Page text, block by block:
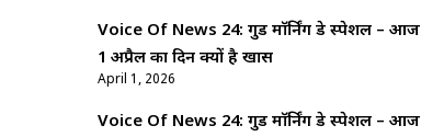
Voice Of News 24: गुड माॅर्निंग डे स्पेशल – आज
1 अप्रैल का दिन क्यों है खास
April 1, 2026
Voice Of News 24: गुड माॅर्निंग डे स्पेशल – आज